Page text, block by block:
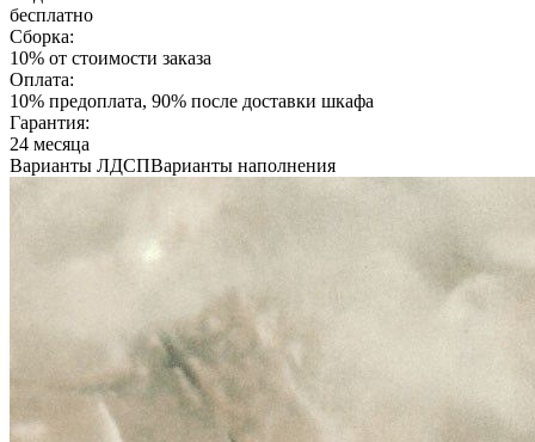
бесплатно
Сборка:
10% от стоимости заказа
Оплата:
10% предоплата, 90% после доставки шкафа
Гарантия:
24 месяца
Варианты ЛДСПВарианты наполнения